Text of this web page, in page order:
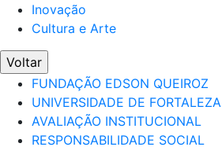
Inovação
Cultura e Arte
Voltar
FUNDAÇÃO EDSON QUEIROZ
UNIVERSIDADE DE FORTALEZA
AVALIAÇÃO INSTITUCIONAL
RESPONSABILIDADE SOCIAL